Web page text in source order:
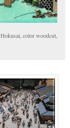
color woodcut,